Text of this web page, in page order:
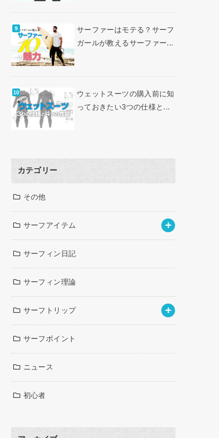
サーファーはモテる？サーフ
ガールが教えるサーファー...
ウェットスーツの購入前に知
っておきたい3つの仕様と...
カテゴリー
その他
サーフアイテム
サーフィン日記
サーフィン理論
サーフトリップ
サーフポイント
ニュース
初心者